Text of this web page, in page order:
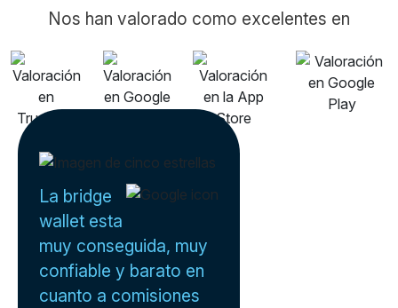
Nos han valorado como excelentes en
La bridge
wallet esta
muy conseguida, muy
confiable y barato en
cuanto a comisiones